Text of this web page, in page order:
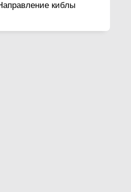
киблы